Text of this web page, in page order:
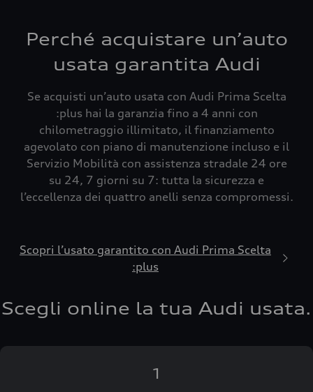
Perché acquistare un’auto
usata garantita Audi
Se acquisti un’auto usata con Audi Prima Scelta
:plus hai la garanzia fino a 4 anni con
chilometraggio illimitato, il finanziamento
agevolato con piano di manutenzione incluso e il
Servizio Mobilità con assistenza stradale 24 ore
su 24, 7 giorni su 7: tutta la sicurezza e
l’eccellenza dei quattro anelli senza compromessi.
Scopri l’usato garantito con Audi Prima Scelta
:plus
Scegli online la tua Audi usata.
1